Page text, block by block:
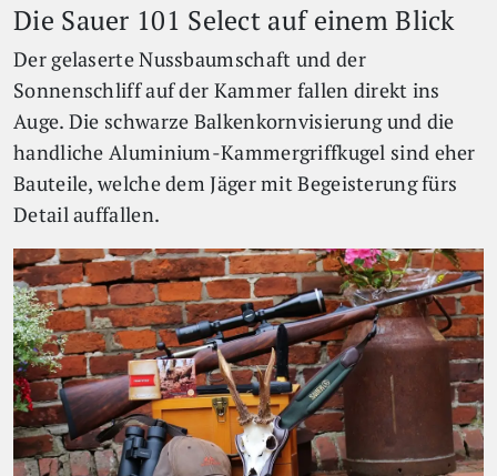
Die Sauer 101 Select auf einem Blick
Der gelaserte Nussbaumschaft und der
Sonnenschliff auf der Kammer fallen direkt ins
Auge. Die schwarze Balkenkornvisierung und die
handliche Aluminium-Kammergriffkugel sind eher
Bauteile, welche dem Jäger mit Begeisterung fürs
Detail auffallen.